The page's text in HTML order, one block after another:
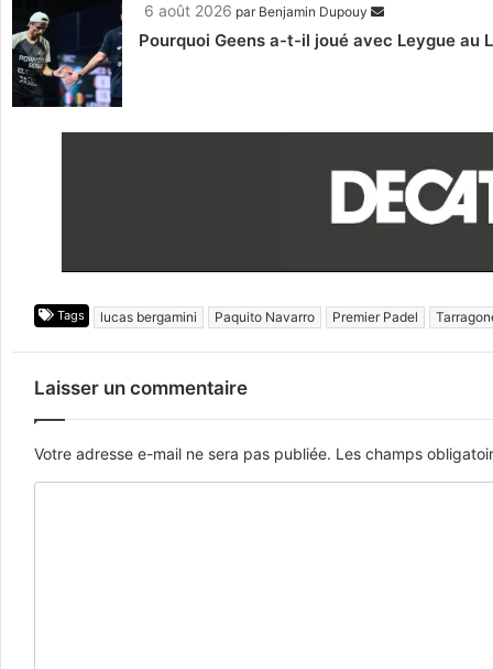
6 août 2026 par Benjamin Dupouy
Pourquoi Geens a-t-il joué avec Leygue au
Tags lucas bergamini Paquito Navarro Premier Padel
Laisser un commentaire
Votre adresse e-mail ne sera pas publiée. Les champs